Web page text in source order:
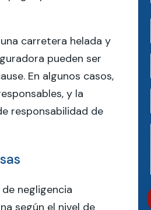
carretera helada y
pueden ser
En algunos casos,
y la
responsabilidad de
negligencia
según el nivel de